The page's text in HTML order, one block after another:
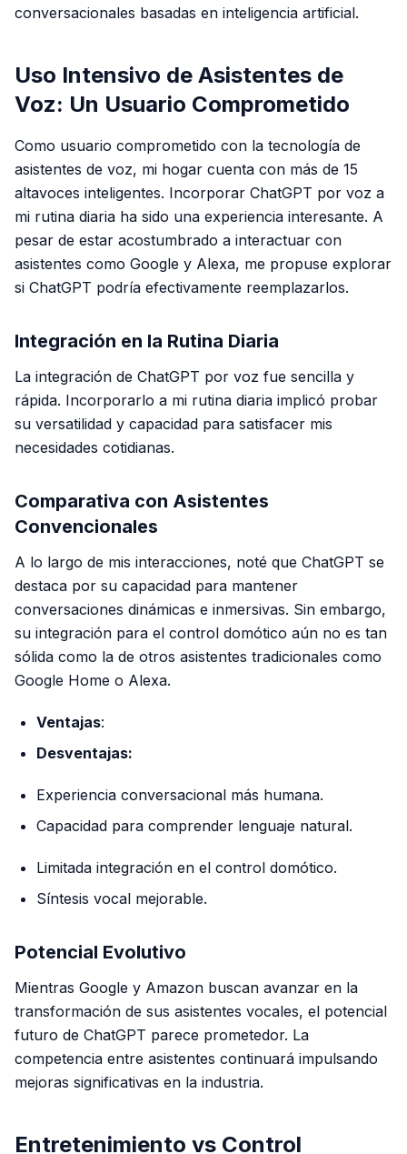
conversacionales basadas en inteligencia artificial.
Uso Intensivo de Asistentes de
Voz: Un Usuario Comprometido
Como usuario comprometido con la tecnología de
asistentes de voz, mi hogar cuenta con más de 15
altavoces inteligentes. Incorporar ChatGPT por voz a
mi rutina diaria ha sido una experiencia interesante. A
pesar de estar acostumbrado a interactuar con
asistentes como Google y Alexa, me propuse explorar
si ChatGPT podría efectivamente reemplazarlos.
Integración en la Rutina Diaria
La integración de ChatGPT por voz fue sencilla y
rápida. Incorporarlo a mi rutina diaria implicó probar
su versatilidad y capacidad para satisfacer mis
necesidades cotidianas.
Comparativa con Asistentes
Convencionales
A lo largo de mis interacciones, noté que ChatGPT se
destaca por su capacidad para mantener
conversaciones dinámicas e inmersivas. Sin embargo,
su integración para el control domótico aún no es tan
sólida como la de otros asistentes tradicionales como
Google Home o Alexa.
Ventajas:
Desventajas:
Experiencia conversacional más humana.
Capacidad para comprender lenguaje natural.
Limitada integración en el control domótico.
Síntesis vocal mejorable.
Potencial Evolutivo
Mientras Google y Amazon buscan avanzar en la
transformación de sus asistentes vocales, el potencial
futuro de ChatGPT parece prometedor. La
competencia entre asistentes continuará impulsando
mejoras significativas en la industria.
Entretenimiento vs Control